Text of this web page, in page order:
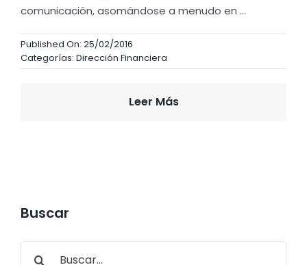
comunicación, asomándose a menudo en ...
Published On: 25/02/2016
Categorías: Dirección Financiera
Leer Más
Buscar